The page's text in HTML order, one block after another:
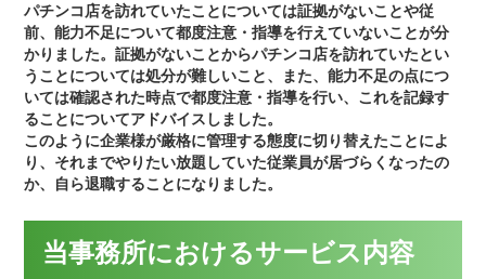
パチンコ店を訪れていたことについては証拠がないことや従
前、能力不足について都度注意・指導を行えていないことが分
かりました。証拠がないことからパチンコ店を訪れていたとい
うことについては処分が難しいこと、また、能力不足の点につ
いては確認された時点で都度注意・指導を行い、これを記録す
ることについてアドバイスしました。
このように企業様が厳格に管理する態度に切り替えたことによ
り、それまでやりたい放題していた従業員が居づらくなったの
か、自ら退職することになりました。
当事務所におけるサービス内容